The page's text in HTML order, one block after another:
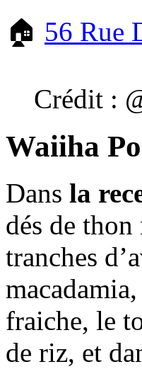
🏠 56 Rue
Crédit :
Waiiha
Dans la
dés de thon
tranches
fraiche, le
de riz, et